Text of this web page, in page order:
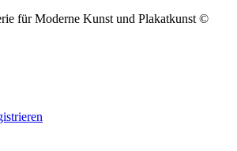
für Moderne Kunst und Plakatkunst ©